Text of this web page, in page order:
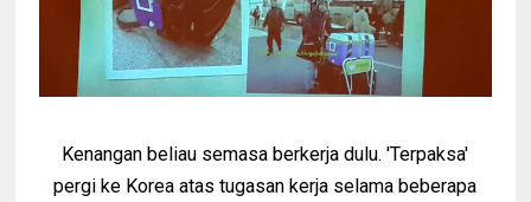
Kenangan beliau semasa berkerja dulu. 'Terpaksa'
pergi ke Korea atas tugasan kerja selama beberapa